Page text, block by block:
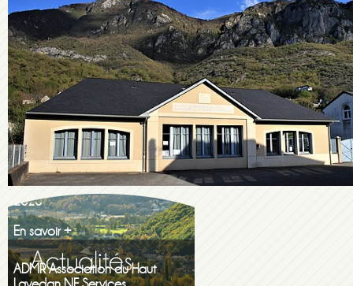
Maison de la famille itinerante
2026
En savoir +
ADMR Association du Haut
Lavedan NF Services